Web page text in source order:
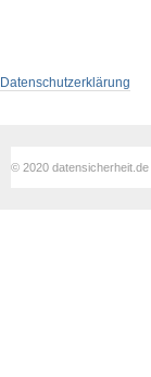
Datenschutzerklärung
© 2020